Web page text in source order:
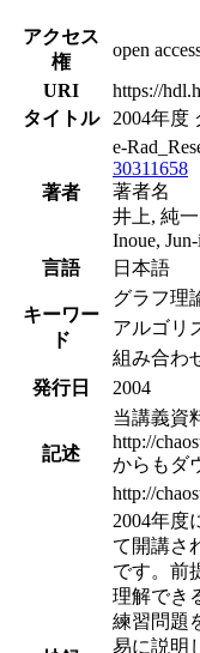
アクセス
権
open
URI
https://
タイトル
2004年度
著者
e-
30311658
著者名
井上, 純一
Inoue,
言語
日本語
キーワー
ド
グラフ理
アルゴリ
組み合わ
発行日
2004
記述
当講義資
http://
からもダ
http://
2004年度
て開講さ
です。前
理解でき
練習問題
易に説明